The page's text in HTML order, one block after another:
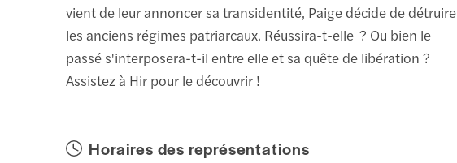
vient de leur annoncer sa transidentité, Paige décide de détruire
les anciens régimes patriarcaux. Réussira-t-elle ? Ou bien le
passé s'interposera-t-il entre elle et sa quête de libération ?
Assistez à Hir pour le découvrir !
Horaires des représentations